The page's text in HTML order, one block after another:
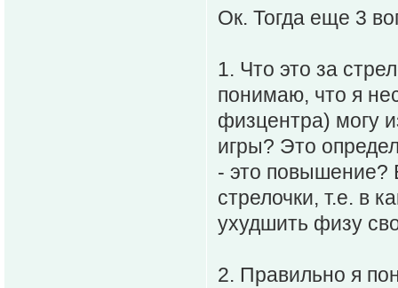
Ок. Тогда еще 3
1. Что это за
понимаю, что я
физцентра) могу
игры? Это
- это повышение?
стрелочки, т.е. в
ухудшить физу
2. Правильно я